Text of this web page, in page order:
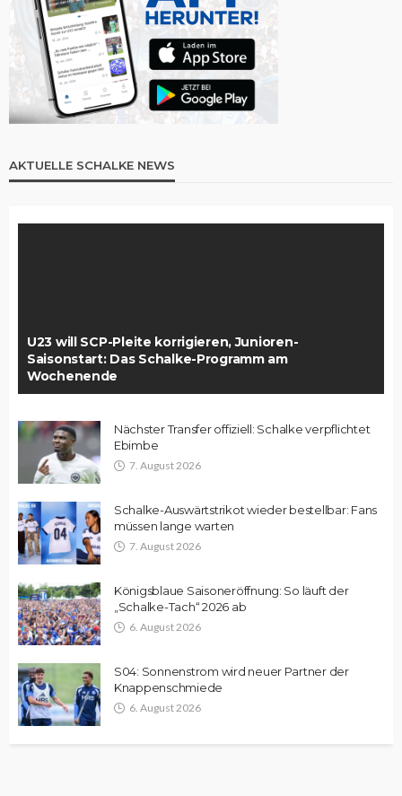
AKTUELLE SCHALKE NEWS
U23 will SCP-Pleite korrigieren, Junioren-
Saisonstart: Das Schalke-Programm am
Wochenende
Nächster Transfer offiziell: Schalke verpflichtet
Ebimbe
7. August 2026
Schalke-Auswärtstrikot wieder bestellbar: Fans
müssen lange warten
7. August 2026
Königsblaue Saisoneröffnung: So läuft der
„Schalke-Tach“ 2026 ab
6. August 2026
S04: Sonnenstrom wird neuer Partner der
Knappenschmiede
6. August 2026